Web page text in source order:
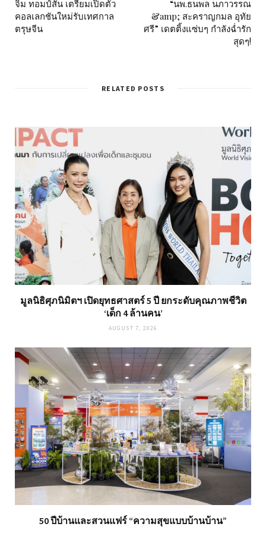
จิม ทอมป์สัน เตรียมเปิดตัว
คอลเลกชันใหม่รับเทศกาล
ตรุษจีน
“นพ.ธนพล นภาวรรณ
&amp; สะคราญกมล อุทัย
ศรี” เดตติ้งแซ่บๆ กำลังฉ่ำรัก
สุดๆ!
RELATED POSTS
มูลนิธิศุภนิมิตฯ เปิดยุทธศาสตร์ 5 ปี ยกระดับคุณภาพชีวิต
‘เด็ก 4 ล้านคน’
AUGUST 7, 2026
50 ปีบ้านและสวนแฟร์ “ความสุขแบบบ้านบ้าน”